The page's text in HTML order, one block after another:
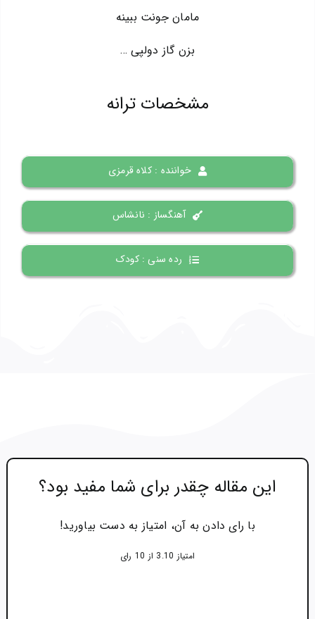
مامان جونت ببینه
بزن گاز دولپی …
مشخصات ترانه
خواننده : کلاه قرمزی
آهنگساز : نانشاس
رده سنی : کودک
این مقاله چقدر برای شما مفید بود؟
با رای دادن به آن، امتیاز به دست بیاورید!
امتیاز 3.10 از 10 رای